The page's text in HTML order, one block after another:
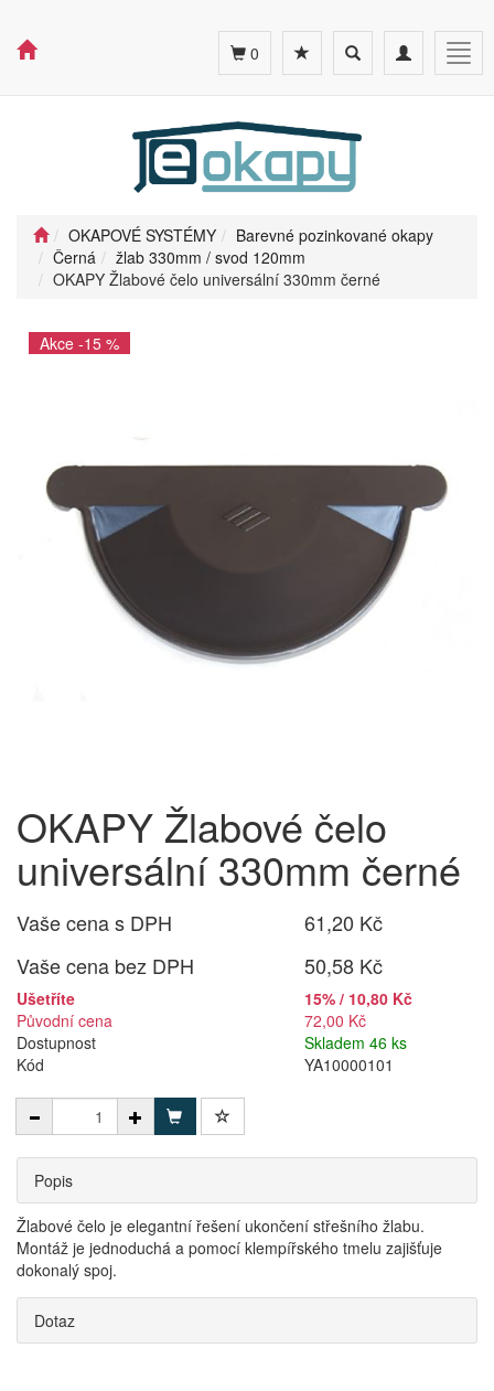
Toggle
navigation
Toggle
search
0
OKAPOVÉ SYSTÉMY
Barevné pozinkované okapy
Černá
žlab 330mm / svod 120mm
OKAPY Žlabové čelo universální 330mm černé
Akce -15 %
OKAPY Žlabové čelo
universální 330mm černé
Vaše cena s DPH
61,20 Kč
Vaše cena bez DPH
50,58 Kč
Ušetříte
15% / 10,80 Kč
Původní cena
72,00 Kč
Dostupnost
Skladem 46 ks
Kód
YA10000101
Popis
Žlabové čelo je elegantní řešení ukončení střešního žlabu.
Montáž je jednoduchá a pomocí klempířského tmelu zajišťuje
dokonalý spoj.
Dotaz